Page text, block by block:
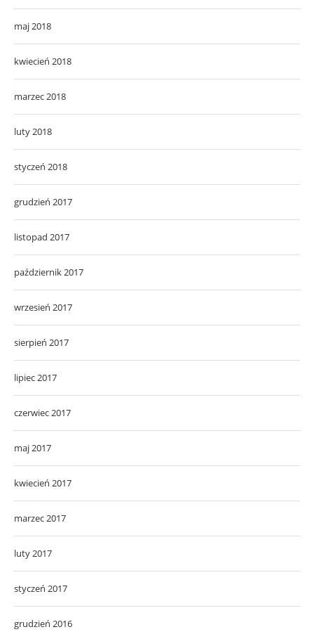
maj 2018
kwiecień 2018
marzec 2018
luty 2018
styczeń 2018
grudzień 2017
listopad 2017
październik 2017
wrzesień 2017
sierpień 2017
lipiec 2017
czerwiec 2017
maj 2017
kwiecień 2017
marzec 2017
luty 2017
styczeń 2017
grudzień 2016